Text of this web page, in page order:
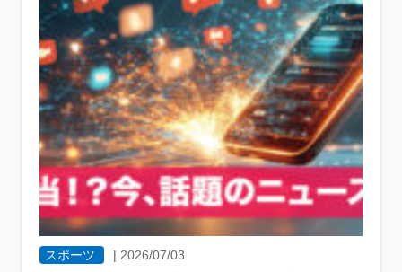
スポーツ | 2026/07/03